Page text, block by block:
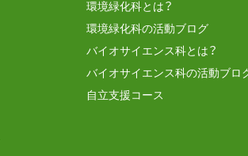
環境緑化科とは？
環境緑化科の活動ブログ
バイオサイエンス科とは？
バイオサイエンス科の活動ブロ
自立支援コース